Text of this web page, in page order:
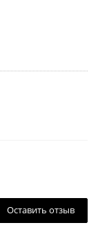
Оставить отзыв